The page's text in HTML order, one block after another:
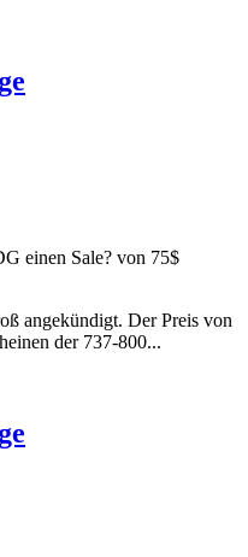
einen Sale? von 75$
angekündigt. Der Preis von
der 737-800...